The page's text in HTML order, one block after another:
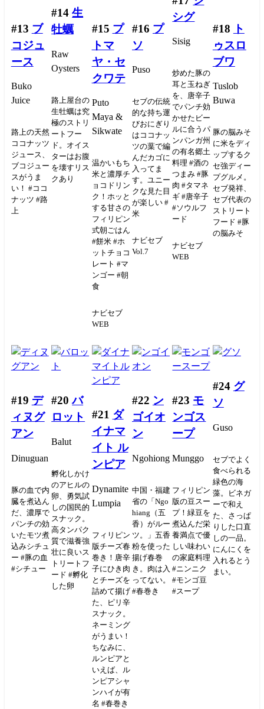
#13 ブ
コジュ
ース
Buko
Juice
路上の天然
ココナッツ
ジュース、
ブコジュー
スがうま
い！ #ココ
ナッツ #路
上
#14生
牡蠣
Raw
Oysters
路上屋台の
生牡蠣は究
極のストリ
ートフー
ド。オイス
ターはお腹
を壊すリス
クあり
#15 プ
トマ
ヤ・セ
クワテ
Puto
Maya &
Sikwate
温かいもち
米と濃厚チ
ョコドリン
ク！ホッと
する甘さの
フィリピン
式朝ごはん
#餅米 #ホ
ットチョコ
レート #マ
ンゴー #朝
食
ナビセブ
WEB
#16 プ
ソ
Puso
セブの伝統
的な持ち運
びおにぎり
はココナッ
ツの葉で編
んだカゴに
入ってま
す。ユニー
クな見た目
が楽しい #
米
ナビセブ
Vol.7
シグ
Sisig
炒めた豚の
耳と玉ねぎ
を、唐辛子
でパンチ効
かせたビー
ルに合うパ
ンパンガ州
の有名郷土
料理 #酒の
つまみ #豚
肉 #タマネ
ギ #唐辛子
#ソウルフ
ード
ナビセブ
WEB
#18
ト
ゥスロ
ブワ
Tuslob
Buwa
豚の脳みそ
に米をディ
ップするク
セ強ディー
プグルメ。
セブ発祥、
セブ代表の
ストリート
フード #豚
の脳みそ
#19 デ
ィヌグ
アン
Dinuguan
豚の血で内
臓を煮込ん
だ、濃厚で
パンチの効
いたモツ煮
込みシチュ
ー #豚の血
#シチュー
#20バ
ロット
Balut
孵化しかけ
のアヒルの
卵、勇気試
しの国民的
スナック。
高タンパク
質で滋養強
壮に良いス
トリートフ
ード #孵化
した卵
#21 ダ
イナマ
イト ル
ンピア
Dynamite
Lumpia
フィリピン
版チーズ春
巻き！唐辛
子にひき肉
とチーズを
詰めて揚げ
た、ピリ辛
スナック。
ネーミング
がうまい！
ちなみに、
ルンピアと
いえば、ル
ンピアシャ
ンハイが有
名 #春巻き
#22 ン
ゴイオ
ン
Ngohiong
中国・福建
省の「Ngo
hiang（五
香）がルー
ツ。」五香
粉を使った
揚げ春巻
き。肉は入
ってない。
#春巻き
#23 モ
ンゴス
ープ
Munggo
フィリピン
版の豆スー
プ！緑豆を
煮込んだ栄
養満点で優
しい味わい
の家庭料理
#ニンニク
#モンゴ豆
#スープ
#24 グ
ソ
Guso
セブでよく
食べられる
緑色の海
藻。ビネガ
ーで和え
た、さっぱ
りした口直
しの一品。
にんにくを
入れるとう
まい。